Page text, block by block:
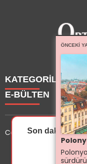
KATEGORİLER
Haberler
Yazarlarımız
Etkinlik
E-BÜLTEN
optisyeninsesi.com
haber, duyuru ve
Copyright © 2025
Son dakika
ÖNCEKI